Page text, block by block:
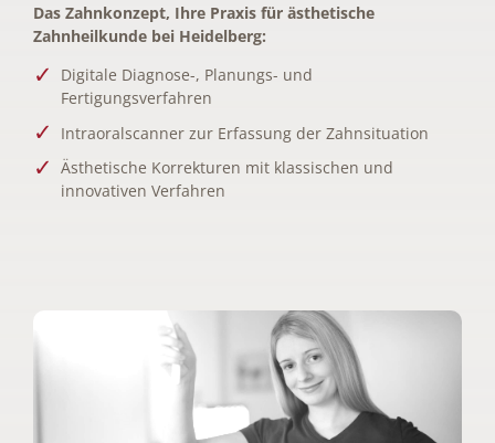
Das Zahnkonzept, Ihre Praxis für ästhetische
Zahnheilkunde bei Heidelberg:
Digitale Diagnose-, Planungs- und
Fertigungsverfahren
Intraoralscanner zur Erfassung der Zahnsituation
Ästhetische Korrekturen mit klassischen und
innovativen Verfahren